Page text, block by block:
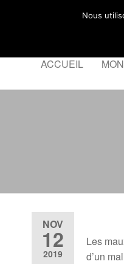
Anais
ACCUEIL
NOV
12
2019
Les
d’un
Nous